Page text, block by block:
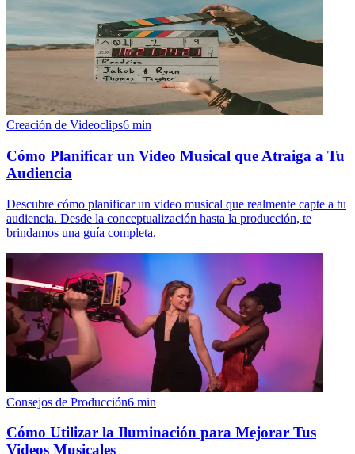
Creación de Videoclips6 min
Cómo Planificar un Video Musical que Atraiga a Tu
Audiencia
Descubre cómo planificar un video musical que realmente capte a tu
audiencia. Desde la conceptualización hasta la producción, te
brindamos una guía completa.
Consejos de Producción6 min
Cómo Utilizar la Iluminación para Mejorar Tus
Videos Musicales